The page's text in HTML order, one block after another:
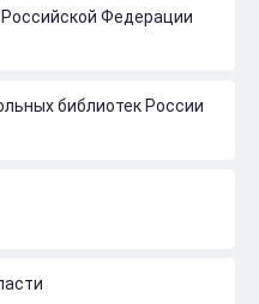
Федерации
библиотек России